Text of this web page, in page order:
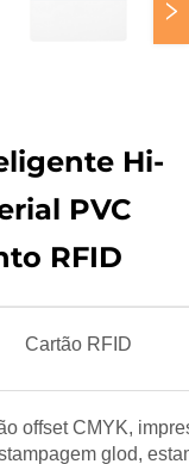
Hi-
PVC
RFID
Cartão RFID
offset CMYK,
glod,